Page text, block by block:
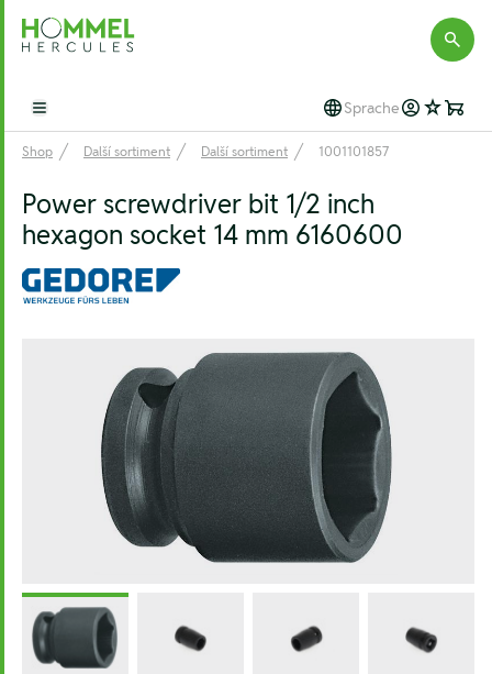
Hommel Hercules
Open main menu Sprache
Shop Další sortiment Další sortiment 1001101857
Power screwdriver bit 1/2 inch
hexagon socket 14 mm 6160600